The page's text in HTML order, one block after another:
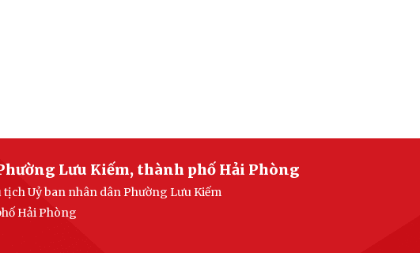
Lưu Kiếm, thành phố Hải Phòng
Uỷ ban nhân dân Phường Lưu Kiếm
Hải Phòng